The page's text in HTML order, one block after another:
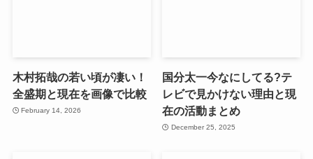
木村拓哉の若い頃が凄い！
全盛期と現在を画像で比較
February 14, 2026
国分太一今なにしてる?テ
レビで見かけない理由と現
在の活動まとめ
December 25, 2025